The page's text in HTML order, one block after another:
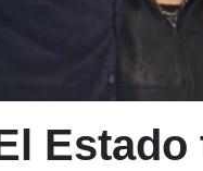
Estado